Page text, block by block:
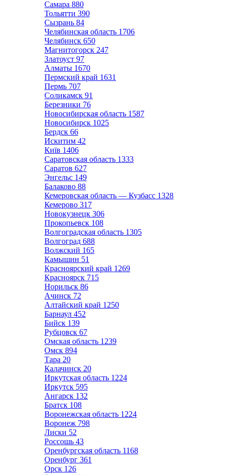
Самара 880
Тольятти 390
Сызрань 84
Челябинская область 1706
Челябинск 650
Магнитогорск 247
Златоуст 97
Алматы 1670
Пермский край 1631
Пермь 707
Соликамск 91
Березники 76
Новосибирская область 1587
Новосибирск 1025
Бердск 66
Искитим 42
Київ 1406
Саратовская область 1333
Саратов 627
Энгельс 149
Балаково 88
Кемеровская область — Кузбасс 1328
Кемерово 317
Новокузнецк 306
Прокопьевск 108
Волгоградская область 1305
Волгоград 688
Волжский 165
Камышин 51
Красноярский край 1269
Красноярск 715
Норильск 86
Ачинск 72
Алтайский край 1250
Барнаул 452
Бийск 139
Рубцовск 67
Омская область 1239
Омск 894
Тара 20
Калачинск 20
Иркутская область 1224
Иркутск 595
Ангарск 132
Братск 108
Воронежская область 1224
Воронеж 798
Лиски 52
Россошь 43
Оренбургская область 1168
Оренбург 361
Орск 126